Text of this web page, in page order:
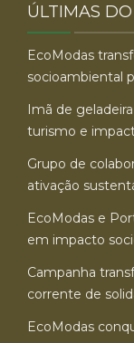
ÚLTIMAS
EcoModas
socioambiental
Imã de
turismo e
Grupo de
ativação
EcoModas e
em impacto
Campanha
corrente de
EcoModas